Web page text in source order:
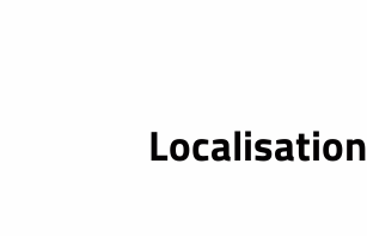
Localisation